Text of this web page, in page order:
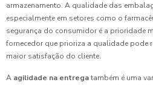
armazenamento. A qualidade das
especialmente em setores como o
segurança do consumidor é a prioridade
fornecedor que prioriza a qualidade pode
maior satisfação do cliente.
A agilidade na entregatambém é uma